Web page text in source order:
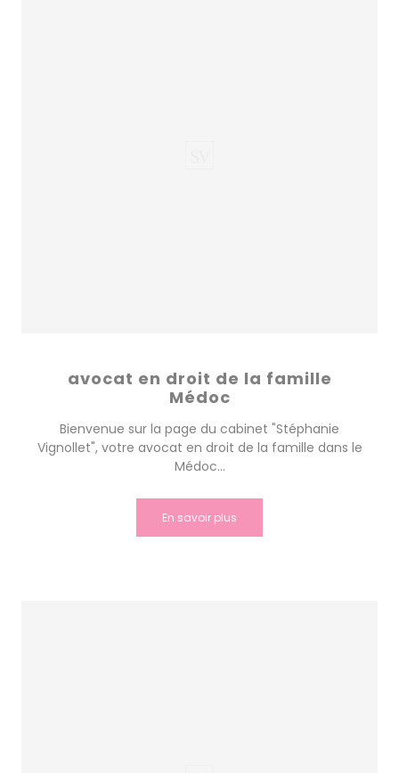
avocat en droit de la famille
Médoc
Bienvenue sur la page du cabinet "Stéphanie
Vignollet", votre avocat en droit de la famille dans le
Médoc...
En savoir plus